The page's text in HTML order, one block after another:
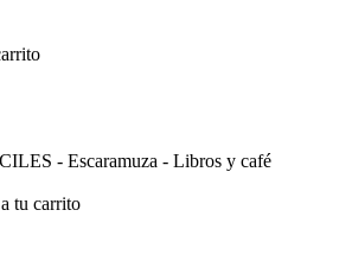
tu carrito